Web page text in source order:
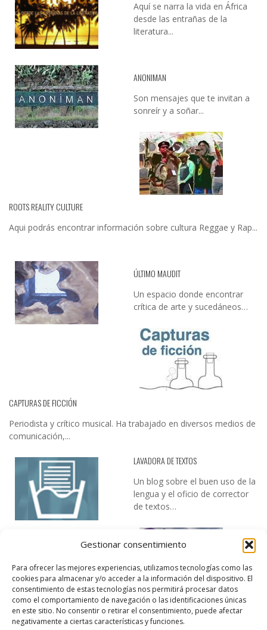
Gestionar consentimiento
Para ofrecer las mejores experiencias, utilizamos tecnologías como las
cookies para almacenar y/o acceder a la información del dispositivo. El
consentimiento de estas tecnologías nos permitirá procesar datos
como el comportamiento de navegación o las identificaciones únicas
en este sitio. No consentir o retirar el consentimiento, puede afectar
negativamente a ciertas características y funciones.
Aquí se narra la vida en África
desde las entrañas de la
literatura...
ANONIMAN
Son mensajes que te invitan a
sonreír y a soñar...
ROOTS REALITY CULTURE
Aqui podrás encontrar información sobre cultura Reggae y Rap...
ÚLTIMO MAUDIT
Un espacio donde encontrar
crítica de arte y sucedáneos…
CAPTURAS DE FICCIÓN
Periodista y crítico musical. Ha trabajado en diversos medios de
comunicación,...
LAVADORA DE TEXTOS
Un blog sobre el buen uso de la
lengua y el oficio de corrector
de textos…
DESIREE MARTÍN
…la realidad, es que cada día es más complicado realizar esos